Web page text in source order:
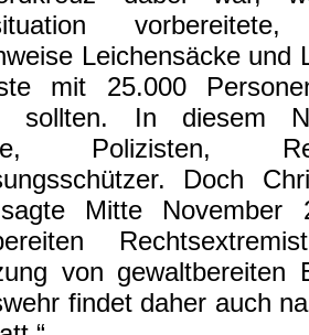
Leichensäcke und
mit 25.000
sollten. In diesem
Polizisten,
Doch
Mitte November
von gewaltbereiten
findet daher auch